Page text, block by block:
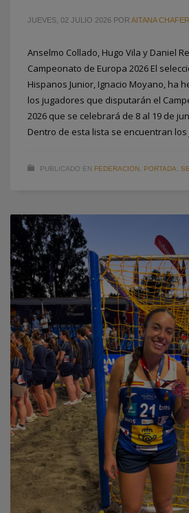
JUEVES, 02 JULIO 2026 POR AITANA
Anselmo Collado, Hugo Vila y Daniel
Campeonato de Europa 2026 El
Hispanos Junior, Ignacio Moyano, ha
los jugadores que disputarán el
2026 que se celebrará de 8 al 19 de
Dentro de esta lista se encuentran
PUBLICADO EN FEDERACION PORTADA